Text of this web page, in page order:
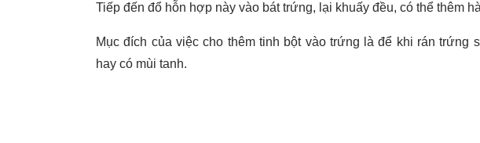
Tiếp đến đổ hỗn hợp này vào bát trứng, lại khuấy đều, có thể thêm
Mục đích của việc cho thêm tinh bột vào trứng là để khi rán trứng
hay có mùi tanh.